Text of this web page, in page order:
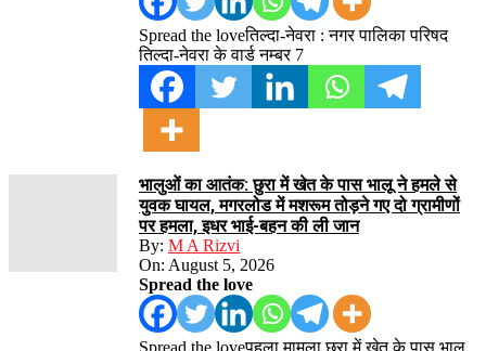
Spread the loveतिल्दा-नेवरा : नगर पालिका परिषद
तिल्दा-नेवरा के वार्ड नम्बर 7
भालुओं का आतंक: छुरा में खेत के पास भालू ने हमले से
युवक घायल, मगरलोड में मशरूम तोड़ने गए दो ग्रामीणों
पर हमला, इधर भाई-बहन की ली जान
By: M A Rizvi
On: August 5, 2026
Spread the love